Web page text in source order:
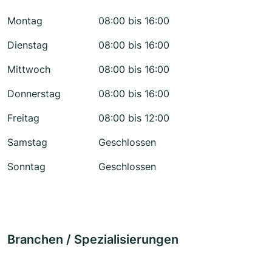
Montag
08:00 bis 16:00
Dienstag
08:00 bis 16:00
Mittwoch
08:00 bis 16:00
Donnerstag
08:00 bis 16:00
Freitag
08:00 bis 12:00
Samstag
Geschlossen
Sonntag
Geschlossen
Branchen / Spezialisierungen